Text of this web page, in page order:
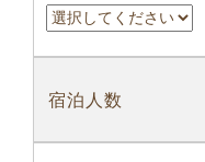
宿泊人数